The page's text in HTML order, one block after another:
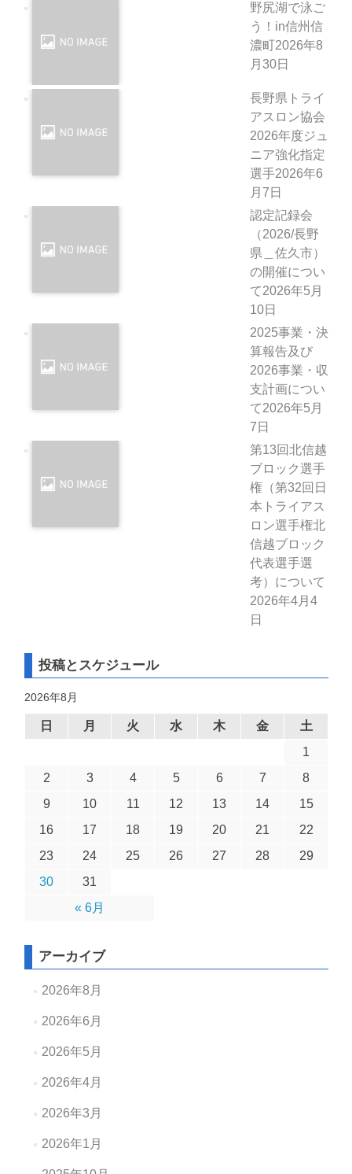
野尻湖で泳ご
う！in信州信
濃町 2026年8
月30日
長野県トライ
アスロン協会
2026年度ジュ
ニア強化指定
選手2026年6
月7日
認定記録会
（2026/長野
県＿佐久市）
の開催につい
て2026年5月
10日
2025事業・決
算報告及び
2026事業・収
支計画につい
て2026年5月
7日
第13回北信越
ブロック選手
権（第32回日
本トライアス
ロン選手権北
信越ブロック
代表選手選
考）について
2026年4月4
日
投稿とスケジュール
2026年8月
日 月 火 水 木 金 土
« 6月
1
2
3 4 5 6 7
8
9
10 11 12 13 14
15
16
17 18 19 20 21
22
23
24 25 26 27 28
29
30
31
アーカイブ
2026年8月
2026年6月
2026年5月
2026年4月
2026年3月
2026年1月